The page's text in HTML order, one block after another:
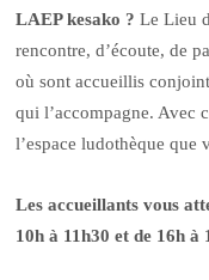
LAEP kesako ?Le Lieu
rencontre, d’écoute, de
où sont accueillis
qui l’accompagne. Avec
l’espace ludothèque que
Les accueillants vous
10h à 11h30 et de 16h